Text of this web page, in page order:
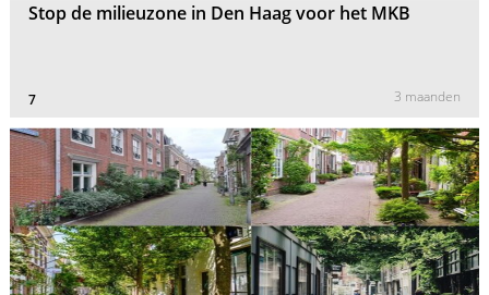
Stop de milieuzone in Den Haag voor het MKB
7 3 maanden